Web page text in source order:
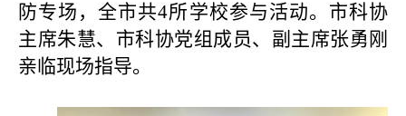
防专场，全市共4所学校参与活动。市科协
主席朱慧、市科协党组成员、副主席张勇刚
亲临现场指导。